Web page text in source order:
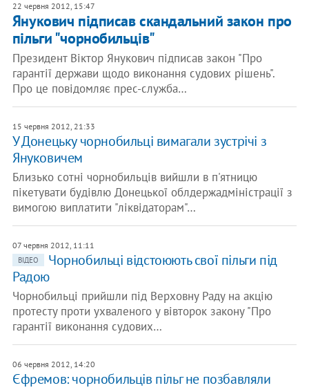
22 червня 2012, 15:47
Янукович підписав скандальний закон про
пільги "чорнобильців"
Президент Віктор Янукович підписав закон "Про
гарантії держави щодо виконання судових рішень".
Про це повідомляє прес-служба…
15 червня 2012, 21:33
У Донецьку чорнобильці вимагали зустрічі з
Януковичем
Близько сотні чорнобильців вийшли в п'ятницю
пікетувати будівлю Донецької облдержадміністрації з
вимогою виплатити "ліквідаторам"…
07 червня 2012, 11:11
ВІДЕО
Чорнобильці відстоюють свої пільги під
Радою
Чорнобильці прийшли під Верховну Раду на акцію
протесту проти ухваленого у вівторок закону "Про
гарантії виконання судових…
06 червня 2012, 14:20
Єфремов: чорнобильців пільг не позбавляли